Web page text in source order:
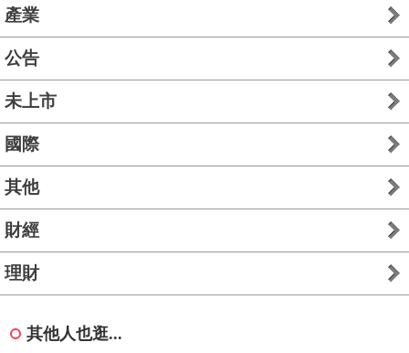
產業
公告
未上市
國際
其他
財經
理財
其他人也逛...